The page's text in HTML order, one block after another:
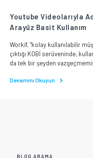
Youtube Videolarıyla
Arayüz Basit Kullanım
Workif, “kolay kullanılabilir
çıktığı KOBİ serüveninde,
da tek bir şeyden
Devamını Okuyun
BLOG ARAMA